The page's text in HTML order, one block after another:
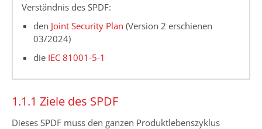
Verständnis des SPDF:
den Joint Security Plan (Version 2 erschienen
03/2024)
die IEC 81001-5-1
1.1.1 Ziele des SPDF
Dieses SPDF muss den ganzen Produktlebenszyklus